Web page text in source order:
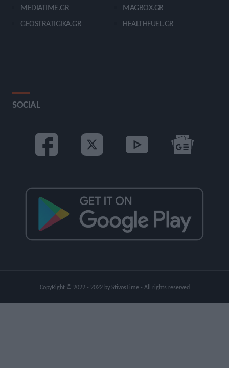
MEDIATIME.GR
GEOSTRATIGIKA.GR
MAGBOX.GR
HEALTHFUEL.GR
SOCIAL
CopyRight © 2022 - 2022 by StivosTime - All rights reserved